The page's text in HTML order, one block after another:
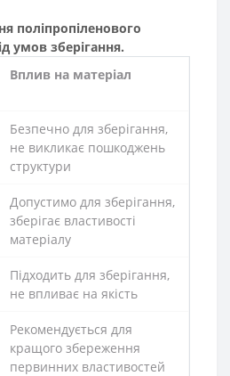
поліпропіленового
умов зберігання.
Вплив на матеріал
Безпечно для зберігання,
не викликає пошкоджень
структури
Допустимо для зберігання,
зберігає властивості
матеріалу
Підходить для зберігання,
не впливає на якість
Рекомендується для
кращого збереження
первинних властивостей